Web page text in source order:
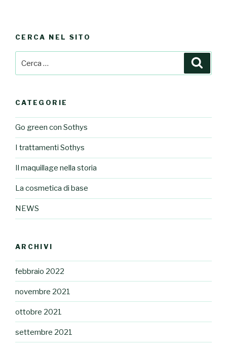
CERCA NEL SITO
CATEGORIE
Go green con Sothys
I trattamenti Sothys
Il maquillage nella storia
La cosmetica di base
NEWS
ARCHIVI
febbraio 2022
novembre 2021
ottobre 2021
settembre 2021